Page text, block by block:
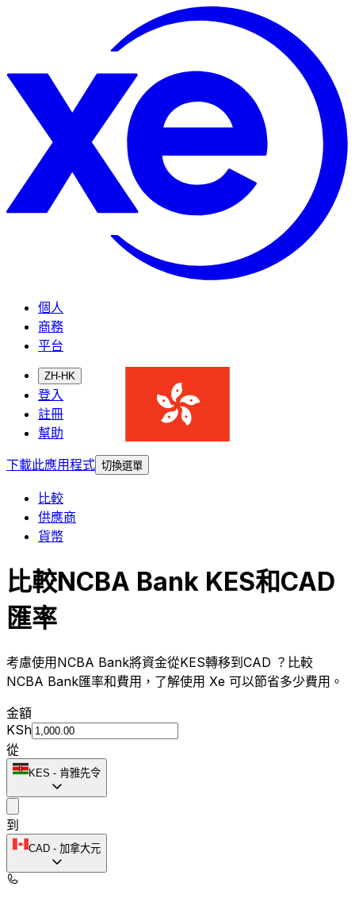
個人
商務
平台
ZH-HK
登入
註冊
幫助
下載此應用程式 切換選單
比較
供應商
貨幣
比較NCBA Bank KES和CAD
匯率
考慮使用NCBA Bank將資金從KES轉移到CAD ？比較
NCBA Bank匯率和費用，了解使用 Xe 可以節省多少費用。
金額
KSh
從
KES - 肯雅先令
到
CAD - 加拿大元